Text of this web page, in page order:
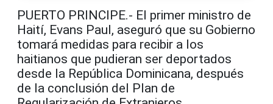
PUERTO PRINCIPE.- El primer ministro de
Haití, Evans Paul, aseguró que su Gobierno
tomará medidas para recibir a los
haitianos que pudieran ser deportados
desde la República Dominicana, después
de la conclusión del Plan de